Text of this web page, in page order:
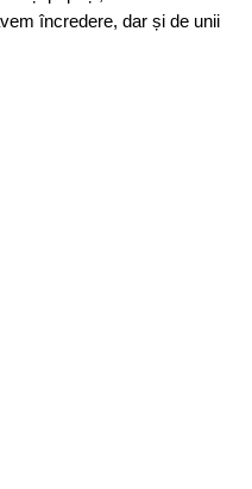
încredere, dar și de unii